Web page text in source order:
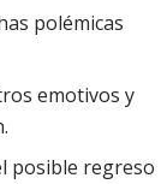
polémicas
emotivos y
posible regreso